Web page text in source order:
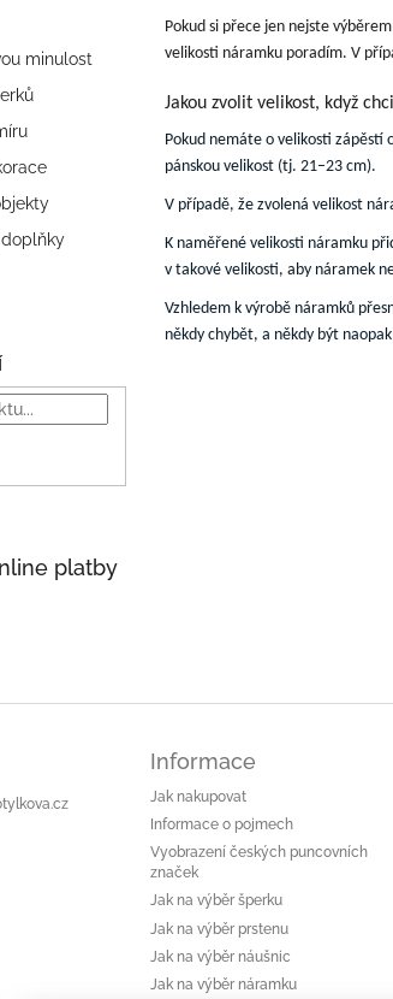
minulost
platby
Pokud si přece jen nejste
velikosti náramku poradím. V
Jakou zvolit velikost, když
Pokud nemáte o velikosti
pánskou velikost (tj. 21–23 cm).
V případě, že zvolená velikost
K naměřené velikosti náramku
v takové velikosti, aby náramek
Vzhledem k výrobě náramků
někdy chybět, a někdy být
Informace
Jak nakupovat
Informace o pojmech
Vyobrazení českých puncovních
značek
Jak na výběr šperku
Jak na výběr prstenu
Jak na výběr náušnic
Jak na výběr náramku